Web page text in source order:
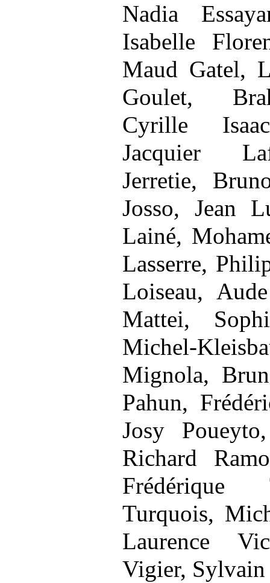
Nadia
Isabelle
Maud Gatel,
Goulet,
Cyrille
Jacquier
Jerretie,
Josso, Jean
Lainé,
Lasserre,
Loiseau,
Mattei,
Michel‑
Mignola,
Pahun,
Josy
Richard
Frédérique
Turquois,
Laurence
Vigier, Sylvain